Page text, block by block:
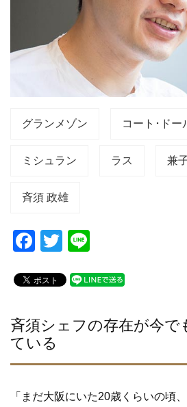
グランメゾン コート･ドー
ミシュラン ラス 兼
斉須 政雄
F
c
b
o
o
k
T
tt
e
斉須シェフの存在が今で
ている
「まだ大阪にいた20歳くらいの頃